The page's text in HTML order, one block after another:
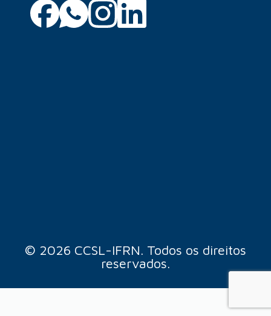
© 2026 CCSL-IFRN. Todos os direitos
reservados.